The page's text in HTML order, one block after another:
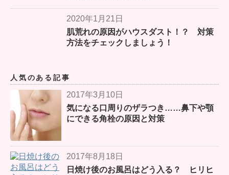
2020年1月21日
肌荒れの原因がハウスダスト！？ 対策
方法をチェックしましょう！
人気のある記事
2017年3月10日
気になる口周りのザラつき……鼻下や顎
にできる角栓の原因と対策
2017年8月18日
日焼け後のお風呂はどう入る？ ヒリヒ